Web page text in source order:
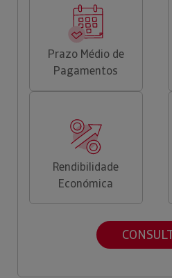
Prazo Médio de
Pagamentos
Rendibilidade
Económica